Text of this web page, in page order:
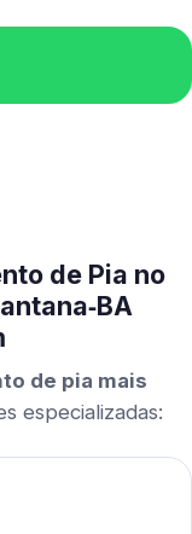
de Pia no
de pia mais
especializadas: